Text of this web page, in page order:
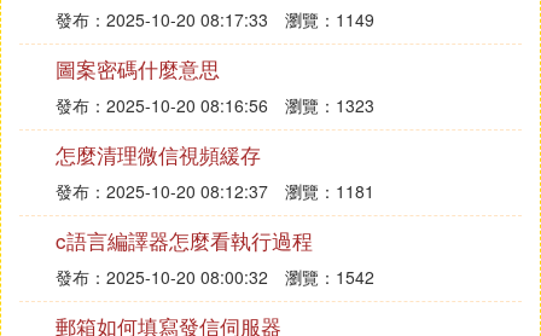
17英寸。
不過，生產電視的企業不同，標准也不盡相同。所以
自己在購買電視的時候最好能夠親自測量一下。
發布：2025-10-20 08:17:33 瀏覽：1149
圖案密碼什麼意思
發布：2025-10-20 08:16:56 瀏覽：1323
怎麼清理微信視頻緩存
發布：2025-10-20 08:12:37 瀏覽：1181
c語言編譯器怎麼看執行過程
發布：2025-10-20 08:00:32 瀏覽：1542
郵箱如何填寫發信伺服器